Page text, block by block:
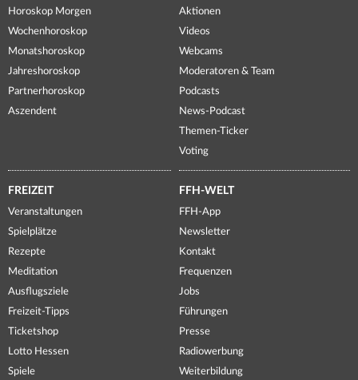
Horoskop Morgen
Wochenhoroskop
Monatshoroskop
Jahreshoroskop
Partnerhoroskop
Aszendent
Aktionen
Videos
Webcams
Moderatoren & Team
Podcasts
News-Podcast
Themen-Ticker
Voting
FREIZEIT
Veranstaltungen
Spielplätze
Rezepte
Meditation
Ausflugsziele
Freizeit-Tipps
Ticketshop
Lotto Hessen
Spiele
FFH-WELT
FFH-App
Newsletter
Kontakt
Frequenzen
Jobs
Führungen
Presse
Radiowerbung
Weiterbildung